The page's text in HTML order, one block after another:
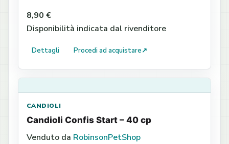
8,90 €
Disponibilità indicata dal rivenditore
Dettagli Procedi ad acquistare↗
CANDIOLI
Candioli Confis Start – 40 cp
Venduto da RobinsonPetShop